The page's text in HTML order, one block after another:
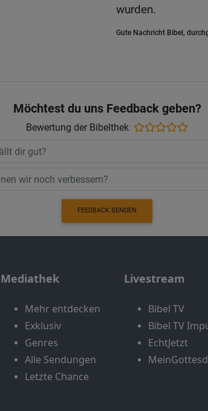
wurden.
Gute Nachricht Bibel,
Möchtest du uns Feedback geben?
Bewertung der Bibelthek
FEEDBACK SENDEN
Mediathek
Mehr entdecken
Exklusiv
Genres
Alle Sendungen
Letzte Chance
Livestream
Bibel TV
Bibel TV
EchtJetzt